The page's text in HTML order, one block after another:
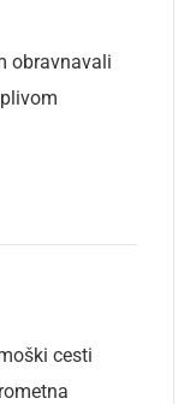
obravnavali
cesti